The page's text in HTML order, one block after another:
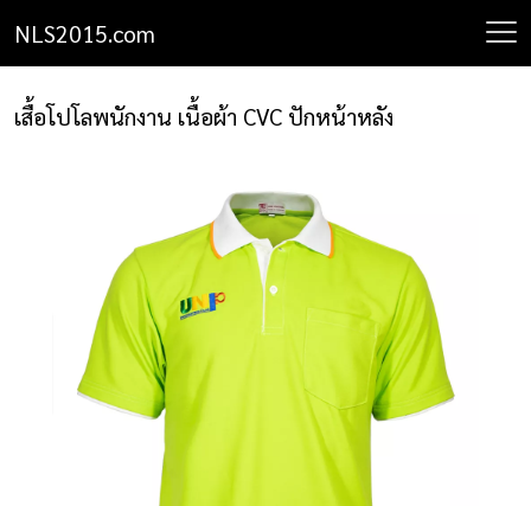
NLS2015.com
หน้าแรก
โปรแกรมออกแบบยูนิฟอร์ม
NLS2015.com
เสื้อโปโลพนักงาน เนื้อผ้า CVC ปักหน้าหลัง